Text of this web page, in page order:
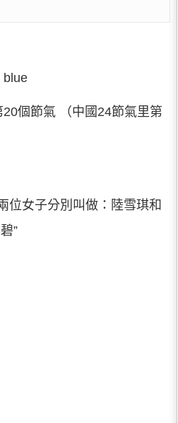
blue
個節氣 （中國24節氣里第
位女子分別叫做：陸雪琪和
”